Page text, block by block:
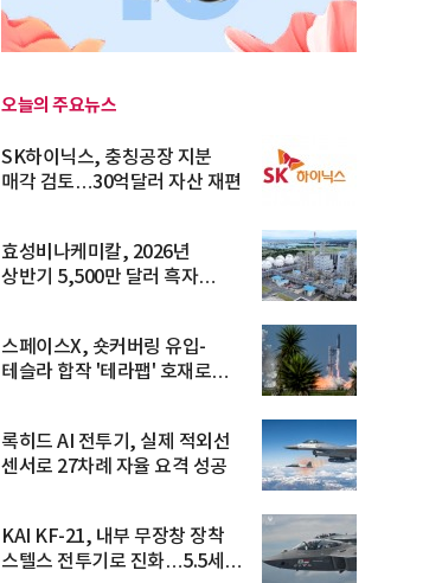
오늘의 주요뉴스
SK하이닉스, 충칭공장 지분
매각 검토…30억달러 자산 재편
효성비나케미칼, 2026년
상반기 5,500만 달러 흑자
스페이스X, 숏커버링 유입-
테슬라 합작 '테라팹' 호재로
록히드 AI 전투기, 실제 적외선
센서로 27차례 자율 요격 성공
KAI KF-21, 내부 무장창 장착
스텔스 전투기로 진화…5.5세대